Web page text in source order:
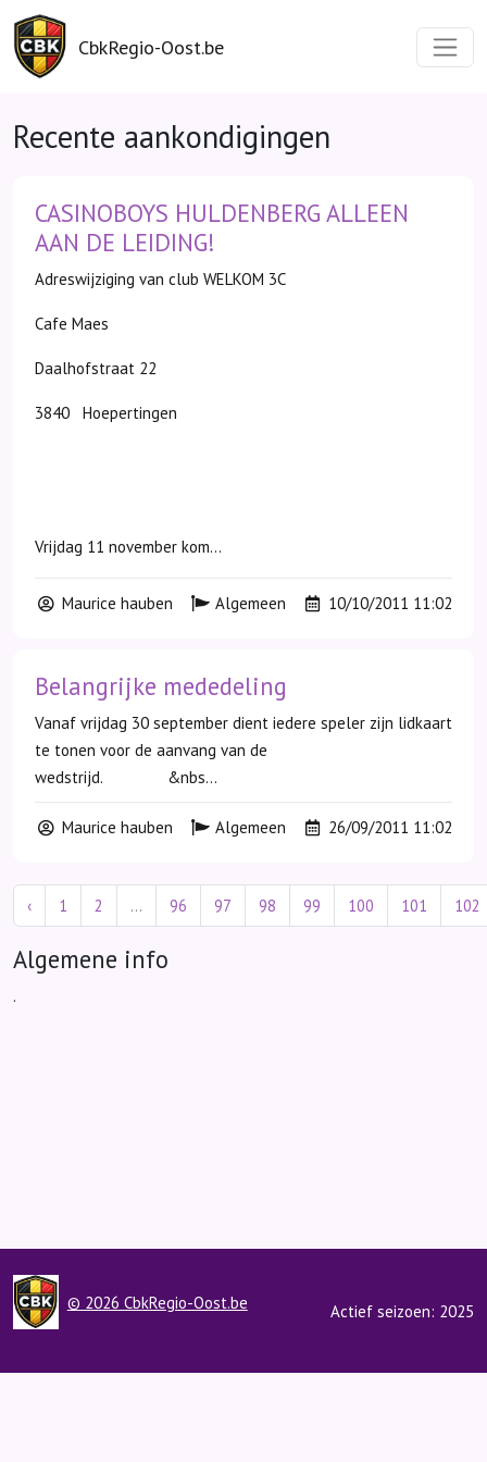
CbkRegio-Oost.be
Recente aankondigingen
CASINOBOYS HULDENBERG ALLEEN
AAN DE LEIDING!
Adreswijziging van club WELKOM 3C
Cafe Maes
Daalhofstraat 22
3840 Hoepertingen
Vrijdag 11 november kom...
Maurice hauben Algemeen 10/10/2011 11:02
Belangrijke mededeling
Vanaf vrijdag 30 september dient iedere speler zijn lidkaart
te tonen voor de aanvang van de
wedstrijd. &nbs...
Maurice hauben Algemeen 26/09/2011 11:02
‹ 1 2 ... 96 97 98 99 100 101 102
Algemene info
.
© 2026 CbkRegio-Oost.be Actief seizoen: 2025